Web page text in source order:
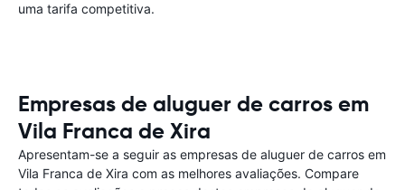
uma tarifa competitiva.
Empresas de aluguer de carros em
Vila Franca de Xira
Apresentam-se a seguir as empresas de aluguer de carros em
Vila Franca de Xira com as melhores avaliações. Compare